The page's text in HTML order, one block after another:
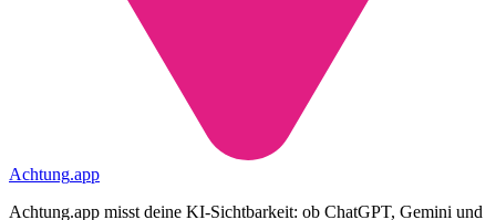
Achtung.app
Achtung.app misst deine KI-Sichtbarkeit: ob ChatGPT, Gemini und